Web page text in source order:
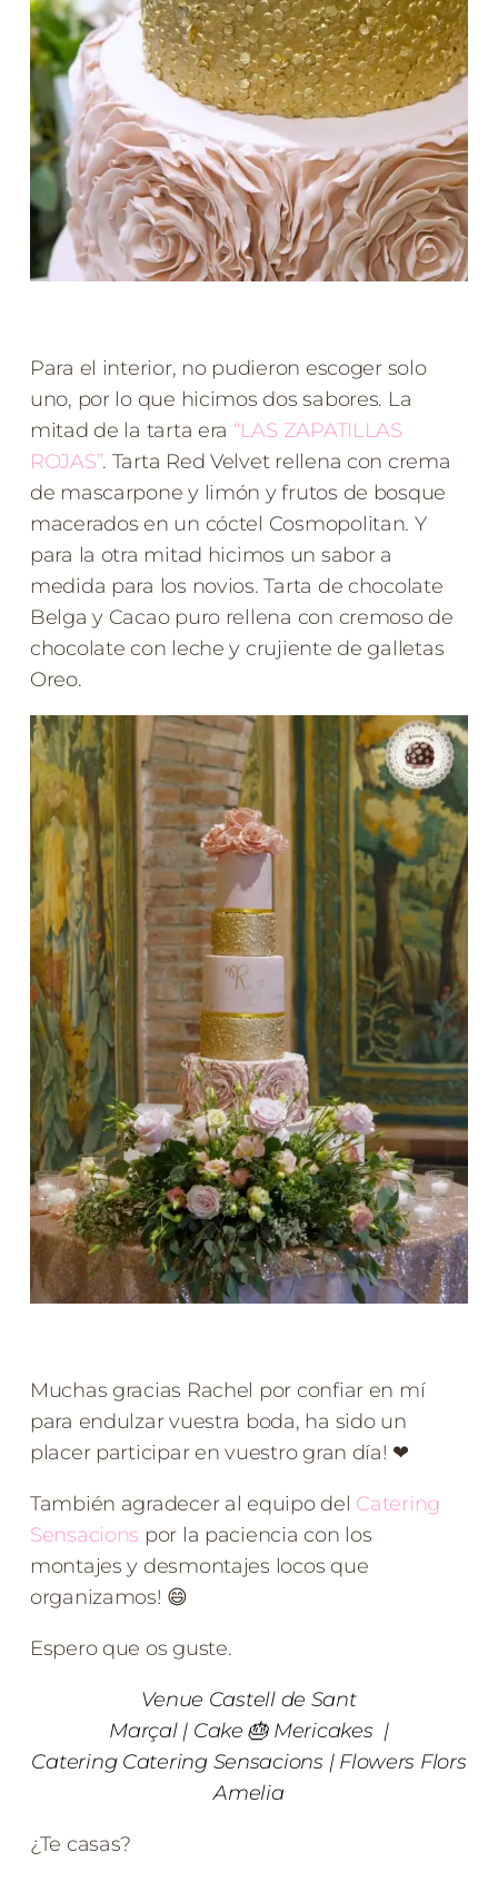
Para el interior, no pudieron escoger solo
uno, por lo que hicimos dos sabores. La
mitad de la tarta era “LAS ZAPATILLAS
ROJAS”. Tarta Red Velvet rellena con crema
de mascarpone y limón y frutos de bosque
macerados en un cóctel Cosmopolitan. Y
para la otra mitad hicimos un sabor a
medida para los novios. Tarta de chocolate
Belga y Cacao puro rellena con cremoso de
chocolate con leche y crujiente de galletas
Oreo.
Muchas gracias Rachel por confiar en mí
para endulzar vuestra boda, ha sido un
placer participar en vuestro gran día! ❤
También agradecer al equipo del Catering
Sensacions por la paciencia con los
montajes y desmontajes locos que
organizamos! 😄
Espero que os guste.
Venue Castell de Sant
Marçal| Cake🎂 Mericakes |
Catering Catering Sensacions | Flowers Flors
Amelia
¿Te casas?